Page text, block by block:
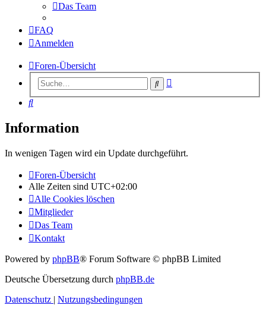
Das Team
FAQ
Anmelden
Foren-Übersicht
Suche
Suche
Information
In wenigen Tagen wird ein Update durchgeführt.
Foren-Übersicht
Alle Zeiten sind UTC+02:00
Alle Cookies löschen
Mitglieder
Das Team
Kontakt
Powered by phpBB® Forum Software © phpBB Limited
Deutsche Übersetzung durch phpBB.de
Datenschutz | Nutzungsbedingungen